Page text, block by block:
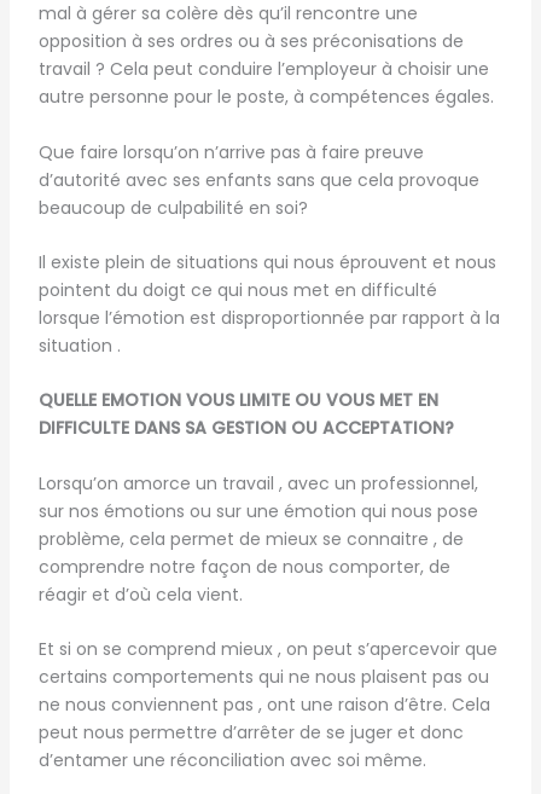
mal à gérer sa colère dès qu’il rencontre une
opposition à ses ordres ou à ses préconisations de
travail ? Cela peut conduire l’employeur à choisir une
autre personne pour le poste, à compétences égales.
Que faire lorsqu’on n’arrive pas à faire preuve
d’autorité avec ses enfants sans que cela provoque
beaucoup de culpabilité en soi?
Il existe plein de situations qui nous éprouvent et nous
pointent du doigt ce qui nous met en difficulté
lorsque l’émotion est disproportionnée par rapport à la
situation .
QUELLE EMOTION VOUS LIMITE OU VOUS MET EN
DIFFICULTE DANS SA GESTION OU ACCEPTATION?
Lorsqu’on amorce un travail , avec un professionnel,
sur nos émotions ou sur une émotion qui nous pose
problème, cela permet de mieux se connaitre , de
comprendre notre façon de nous comporter, de
réagir et d’où cela vient.
Et si on se comprend mieux , on peut s’apercevoir que
certains comportements qui ne nous plaisent pas ou
ne nous conviennent pas , ont une raison d’être. Cela
peut nous permettre d’arrêter de se juger et donc
d’entamer une réconciliation avec soi même.